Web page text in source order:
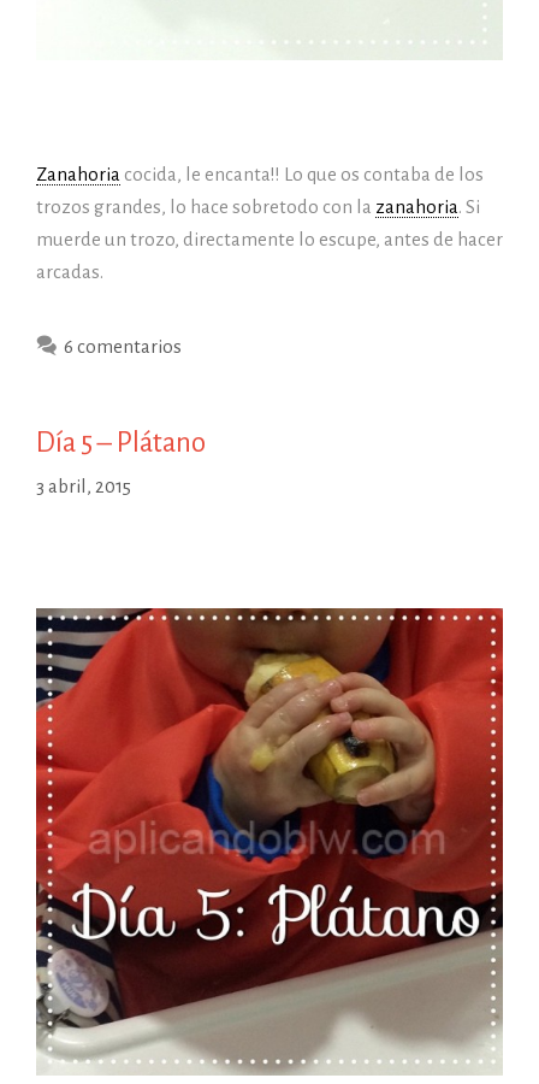
Zanahoria cocida, le encanta!! Lo que os contaba de los
trozos grandes, lo hace sobretodo con la zanahoria. Si
muerde un trozo, directamente lo escupe, antes de hacer
arcadas.
6 comentarios
Día 5 – Plátano
3 abril, 2015